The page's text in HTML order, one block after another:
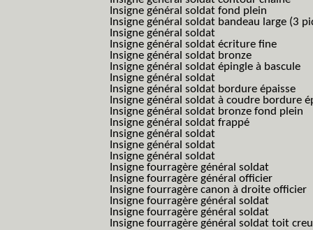
Insigne général soldat fond plein
Insigne général soldat bandeau large (3
Insigne général soldat
Insigne général soldat écriture fine
Insigne général soldat bronze
Insigne général soldat épingle à bascule
Insigne général soldat
Insigne général soldat bordure épaisse
Insigne général soldat à coudre bordure
Insigne général soldat bronze fond plein
Insigne général soldat frappé
Insigne général soldat
Insigne général soldat
Insigne général soldat
Insigne fourragère général soldat
Insigne fourragère général officier
Insigne fourragère canon à droite officier
Insigne fourragère général soldat
Insigne fourragère général soldat
Insigne fourragère général soldat toit